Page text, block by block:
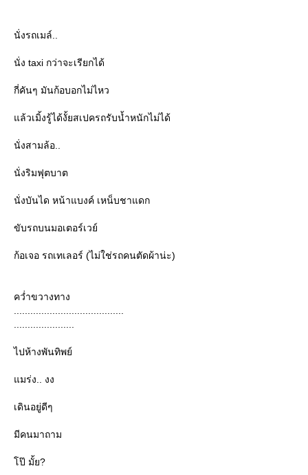
นั่งรถเมล์..
นั่ง taxi กว่าจะเรียกได้
กี่คันๆ มันก้อบอกไม่ไหว
ล้วเมิ้งรู้ได้งั้ยสเปครถรับน้ำหนักไม่ได้
นั่งสามล้อ..
นั่งริมฟุตบาต
นั่งบันได หน้าแบงค์ เหน็บชาแดก
ขับรถบนมอเตอร์เวย์
ก้อเจอ รถเทเลอร์ (ไม่ใช่รถคนตัดผ้าน่ะ)
คว่ำขวางทาง
ไปห้างพันทิพย์
มร่ง.. งง
เดินอยู่ดีๆ
มีคนมาถาม
ป๊ มั้ย?